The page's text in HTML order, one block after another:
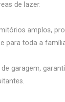
de lazer.
amplos,
para toda a
de garagem,